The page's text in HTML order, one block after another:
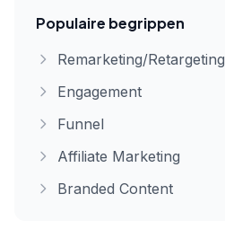
Populaire begrippen
Remarketing/Retargeting
Engagement
Funnel
Affiliate Marketing
Branded Content